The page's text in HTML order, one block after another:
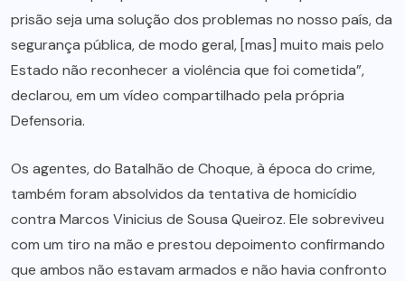
prisão seja uma solução dos problemas no nosso país, da
segurança pública, de modo geral, [mas] muito mais pelo
Estado não reconhecer a violência que foi cometida”,
declarou, em um vídeo compartilhado pela própria
Defensoria.
Os agentes, do Batalhão de Choque, à época do crime,
também foram absolvidos da tentativa de homicídio
contra Marcos Vinicius de Sousa Queiroz. Ele sobreviveu
com um tiro na mão e prestou depoimento confirmando
que ambos não estavam armados e não havia confronto